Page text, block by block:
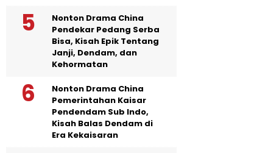
Nonton Drama China
Pendekar Pedang Serba
Bisa, Kisah Epik Tentang
Janji, Dendam, dan
Kehormatan
Nonton Drama China
Pemerintahan Kaisar
Pendendam Sub Indo,
Kisah Balas Dendam di
Era Kekaisaran